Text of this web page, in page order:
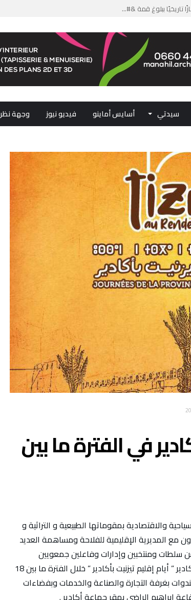
الاستثنائي لمهنيي ال...
جهات المملكة يجددون ...
سيدتي أسايس أماينو فيديو نيوز وجهة نظر
في الفترة ما بين
والاقتصادية بمقوماتها الطبيعية و التراثية و
مع المديرية الإقليمية للفلاحة ومساهمة العديد
سلطات ومنتخبين وإدارات وفاعلين جمعويين
واقتصاديين وثقافيين وفنيين ورياضيين؛ تُنَظَّم بمدينة أكادير ” أيام إقليم تيزنيت بأكادير ” خلال الفترة ما بين 18
والندوات بغرفة التجارة والصناعة والخدمات وبفضاءات
ابراهيم الراضي بمقر جماعة أكادير .